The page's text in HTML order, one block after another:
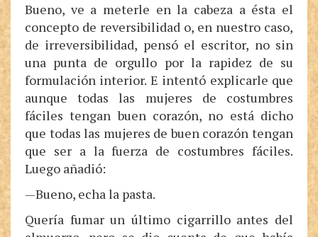
Bueno, ve a meterle en la cabeza a ésta el
concepto de reversibilidad o, en nuestro caso,
de irreversibilidad, pensó el escritor, no sin
una punta de orgullo por la rapidez de su
formulación interior. E intentó explicarle que
aunque todas las mujeres de costumbres
fáciles tengan buen corazón, no está dicho
que todas las mujeres de buen corazón tengan
que ser a la fuerza de costumbres fáciles.
Luego añadió:
—Bueno, echa la pasta.
Quería fumar un último cigarrillo antes del